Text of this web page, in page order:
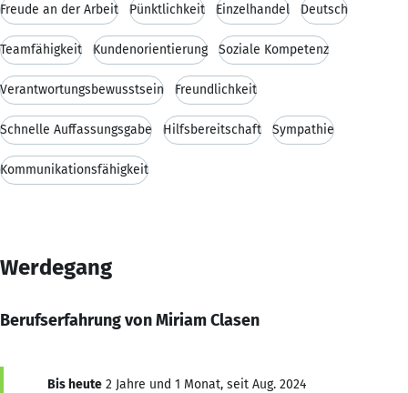
Freude an der Arbeit Pünktlichkeit Einzelhandel Deutsch
Teamfähigkeit Kundenorientierung Soziale Kompetenz
Verantwortungsbewusstsein Freundlichkeit
Schnelle Auffassungsgabe Hilfsbereitschaft Sympathie
Kommunikationsfähigkeit
Werdegang
Berufserfahrung von Miriam Clasen
Bis heute 2 Jahre und 1 Monat, seit Aug. 2024